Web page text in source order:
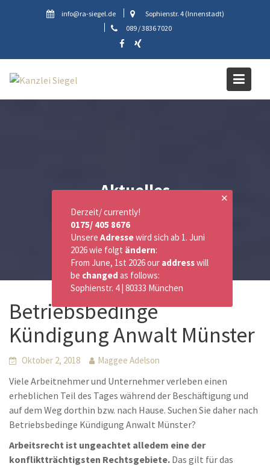
info@ra-siegel.de
Sophienstr. 4 (Innenstadt)
089 / 3836 7020
Aktuelles
Betriebsbedinge
Kündigung Anwalt Münster
Oktober 2, 2018 Maggee Adelson
Viele Arbeitnehmer und Unternehmer verleben einen
erheblichen Teil des Tages während der Beschäftigung und
auf dem Weg dorthin bzw. nach Hause. Suchen Sie daher nach
Betriebsbedinge Kündigung Anwalt Münster?
Arbeitsrecht ist ungeachtet alledem eine der
konfliktträchtigsten Rechtsgebiete. Das gilt für das
✕
Derzeit/ currently!
0175/ 405 8676
Unsere Adressewird sich ab 1. Juni
2026 wie folgt ändern:
From June, 1st 2026 our addresswill
be changed as follows:
Sophienstr. 4 | 80333 München